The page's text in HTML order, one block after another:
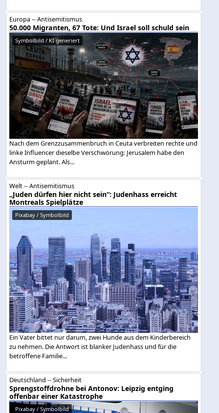
Europa -- Antisemitismus
50.000 Migranten, 67 Tote: Und Israel soll schuld sein
Symbolbild / KI generiert
Nach dem Grenzzusammenbruch in Ceuta verbreiten rechte und
linke Influencer dieselbe Verschwörung: Jerusalem habe den
Ansturm geplant. Als...
Welt -- Antisemitismus
„Juden dürfen hier nicht sein“: Judenhass erreicht
Montreals Spielplätze
Pixabay / Symbolbild
Ein Vater bittet nur darum, zwei Hunde aus dem Kinderbereich
zu nehmen. Die Antwort ist blanker Judenhass und für die
betroffene Familie...
Deutschland -- Sicherheit
Sprengstoffdrohne bei Antonov: Leipzig entging
offenbar einer Katastrophe
Pixabay / Symbolbild